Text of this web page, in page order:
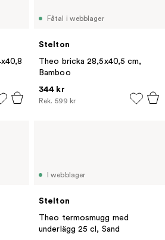
Fåtal i webblager
Stelton
Theo bricka 28,5x40,5 cm,
Bamboo
344 kr
Rek. 599 kr
I webblager
Stelton
Theo termosmugg med
underlägg 25 cl, Sand